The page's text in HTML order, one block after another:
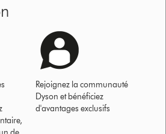
Rejoignez la communauté
Dyson et bénéficiez
d'avantages exclusifs